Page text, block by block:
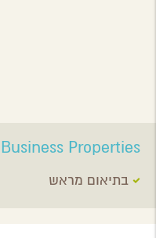
Business Properties
בתיאום מראש